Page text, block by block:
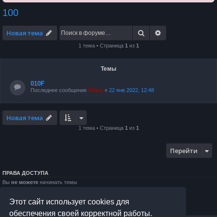
Этот сайт использует cookies для
обеспечения своей корректной работы.
100
Новая тема Поиск
1 тема • Страница 1 из 1
Темы
010F
Последнее сообщение Valery « 22 янв 2022, 12:48
Новая тема
1 тема • Страница 1 из 1
Перейти
ПРАВА ДОСТУПА
Вы не можете начинать темы
Выне можетеудалять свои сообщения
не можете добавлять вложения